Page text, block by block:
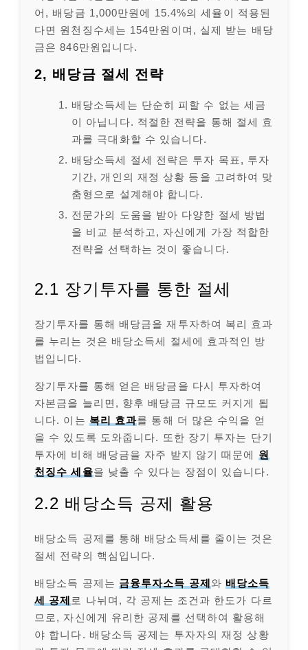
어, 배당금 1,000만원에 15.4%의 세율이 적용된
다면 원천징수세는 154만원이며, 실제 받는 배당
금은 846만원입니다.
2, 배당금 절세 전략
배당소득세는 단순히 피할 수 없는 세금
이 아닙니다. 적절한 전략을 통해 절세 효
과를 극대화할 수 있습니다.
배당소득세 절세 전략은 투자 목표, 투자
기간, 개인의 재정 상황 등을 고려하여 맞
춤형으로 설계해야 합니다.
전문가의 도움을 받아 다양한 절세 방법
을 비교 분석하고, 자신에게 가장 적합한
전략을 선택하는 것이 좋습니다.
2.1 장기투자를 통한 절세
장기투자를 통해 배당금을 재투자하여 복리 효과
를 누리는 것은 배당소득세 절세에 효과적인 방
법입니다.
장기투자를 통해 얻은 배당금을 다시 투자하여
자본금을 늘리면, 향후 배당금 규모도 커지게 됩
니다. 이는 복리 효과를 통해 더 많은 수익을 얻
을 수 있도록 도와줍니다. 또한 장기 투자는 단기
투자에 비해 배당금을 자주 받지 않기 때문에 원
천징수 세율을 낮출 수 있다는 장점이 있습니다.
2.2 배당소득 공제 활용
배당소득 공제를 통해 배당소득세를 줄이는 것은
절세 전략의 핵심입니다.
배당소득 공제는 금융투자소득 공제 와배당소득
세 공제 로 나뉘며, 각 공제는 조건과 한도가 다르
므로, 자신에게 유리한 공제를 선택하여 활용해
야 합니다. 배당소득 공제는 투자자의 재정 상황